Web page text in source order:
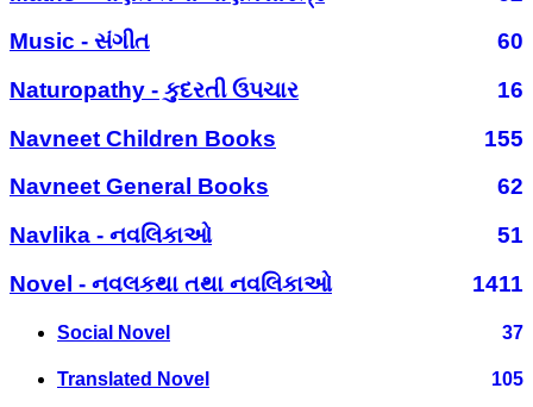
Music - સંગીત
60
Naturopathy - કુદરતી ઉપચાર
16
Navneet Children Books
155
Navneet General Books
62
Navlika - નવલિકાઓ
51
Novel - નવલકથા તથા નવલિકાઓ
1411
Social Novel 37
Translated Novel 105